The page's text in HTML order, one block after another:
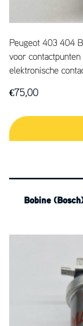
Peugeot 403 404
voor
elektronische
€75,00
Bobine